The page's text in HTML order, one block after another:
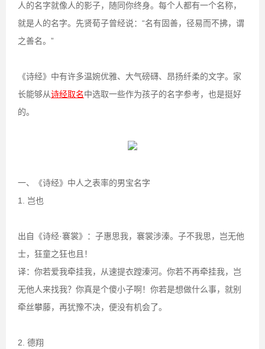
人的名字就像人的影子，随同你终身。每个人都有一个名称，
就是人的名字。先贤荀子曾经说：“名有固善，径易而不拂，谓
之善名。”
《诗经》中有许多温婉优雅、大气磅礴、昂扬纤柔的文字。家
长能够从诗经取名中选取一些作为孩子的名字参考，也是挺好
的。
一、《诗经》中人之表率的男宝名字
1. 岂也
出自《诗经·褰裳》：子惠思我，褰裳涉溱。子不我思，岂无他
士，狂童之狂也且！
译：你若爱我牵挂我，从速提衣蹚溱河。你若不再牵挂我，岂
无他人来找我？你真是个傻小子啊！你若是想做什么事，就别
牵丝攀藤，再犹豫不决，便没有机会了。
2. 德翔